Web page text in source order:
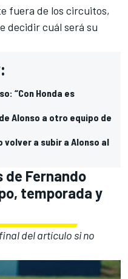
fuera de los circuitos,
decidir cuál será su
“Con Honda es
Alonso a otro equipo de
volver a subir a Alonso al
de Fernando
temporada y
del artículo si no